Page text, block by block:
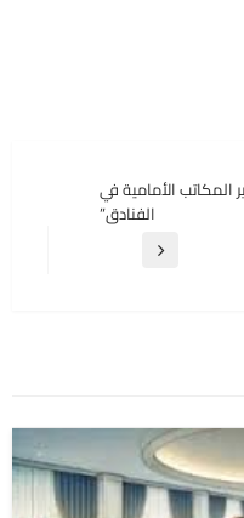
الأمامية في
الفنادق”